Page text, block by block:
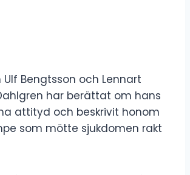
Bengtsson och Lennart
har berättat om hans
attityd och beskrivit honom
som mötte sjukdomen rakt